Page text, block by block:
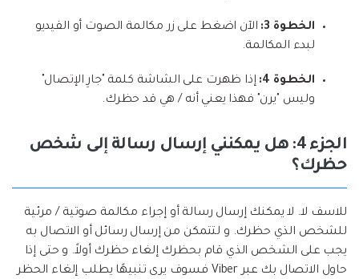
الخطوة 3:
الآن اضغط على زر مكالمة الصوت أو الفيديو
لبدء المكالمة.
الخطوة 4:
إذا ظهرت على الشاشة كلمة "جارِ الإتصال"
وليس "يرن" فهذا يعني أنه / هي قد حظرك.
الجزء 4: هل يمكنني إرسال رسالة إلى شخص
حظرك؟
للاسف لا. لا يمكنك إرسال رسالة أو إجراء مكالمة صوتية / مرئية
للشخص الذي حظرك. و لتتمكن من إرسال رسائل أو الاتصال به
يجب على الشخص الذي قام بحظرك إلغاء حظرك أولاً. و حتى إذا
حاول الاتصال بك عبر Viber فسوف يرى تنبيهًا يطلب إلغاء الحظر